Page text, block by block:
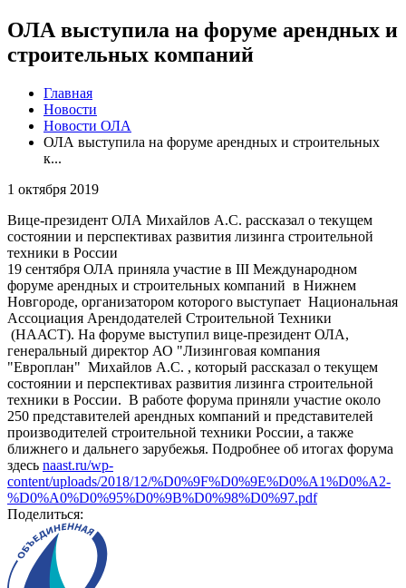
ОЛА выступила на форуме арендных и
строительных компаний
Главная
Новости
Новости ОЛА
ОЛА выступила на форуме арендных и строительных
к...
1 октября 2019
Вице-президент ОЛА Михайлов А.С. рассказал о текущем
состоянии и перспективах развития лизинга строительной
техники в России
19 сентября ОЛА приняла участие в III Международном
форуме арендных и строительных компаний в Нижнем
Новгороде, организатором которого выступает Национальная
Ассоциация Арендодателей Строительной Техники
(НААСТ). На форуме выступил вице-президент ОЛА,
генеральный директор АО "Лизинговая компания
"Европлан" Михайлов А.С. , который рассказал о текущем
состоянии и перспективах развития лизинга строительной
техники в России. В работе форума приняли участие около
250 представителей арендных компаний и представителей
производителей строительной техники России, а также
ближнего и дальнего зарубежья. Подробнее об итогах форума
здесь naast.ru/wp-
content/uploads/2018/12/%D0%9F%D0%9E%D0%A1%D0%A2-
%D0%A0%D0%95%D0%9B%D0%98%D0%97.pdf
Поделиться: